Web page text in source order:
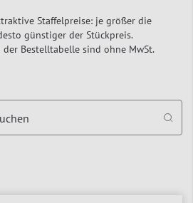
Staffelpreise: je größer die
günstiger der Stückpreis.
der Bestelltabelle sind ohne MwSt.